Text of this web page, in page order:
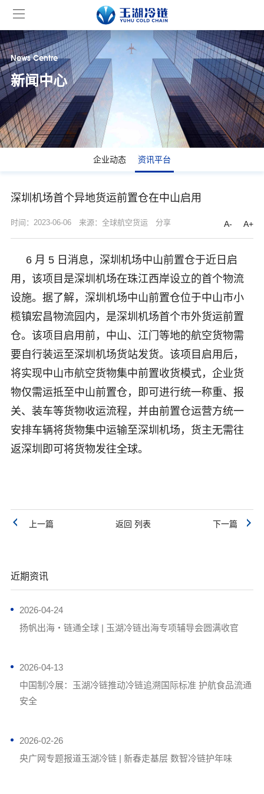
News Centre
新闻中心
企业动态 资讯平台
深圳机场首个异地货运前置仓在中山启用
时间：2023-06-06 来源：全球航空货运 分享 A- A+
6 月 5 日消息，深圳机场中山前置仓于近日启
用，该项目是深圳机场在珠江西岸设立的首个物流
设施。据了解，深圳机场中山前置仓位于中山市小
榄镇宏昌物流园内，是深圳机场首个市外货运前置
仓。该项目启用前，中山、江门等地的航空货物需
要自行装运至深圳机场货站发货。该项目启用后，
将实现中山市航空货物集中前置收货模式，企业货
物仅需运抵至中山前置仓，即可进行统一称重、报
关、装车等货物收运流程，并由前置仓运营方统一
安排车辆将货物集中运输至深圳机场，货主无需往
返深圳即可将货物发往全球。
上一篇 返回 列表 下一篇
近期资讯
2026-04-24
扬帆出海・链通全球 | 玉湖冷链出海专项辅导会圆满收官
2026-04-13
中国制冷展：玉湖冷链推动冷链追溯国际标准 护航食品流通
安全
2026-02-26
央广网专题报道玉湖冷链 | 新春走基层 数智冷链护年味